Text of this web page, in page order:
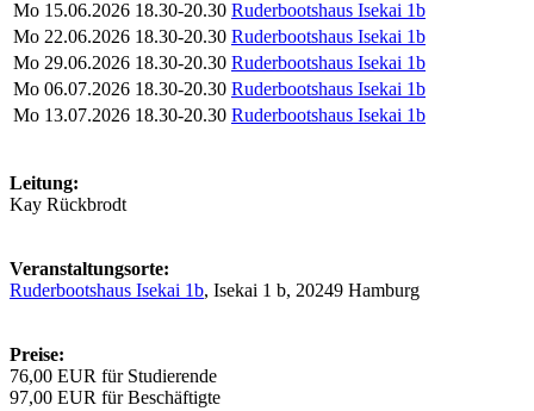
Mo 15.06.2026 18.30-20.30 Ruderbootshaus Isekai 1b
Mo 22.06.2026 18.30-20.30 Ruderbootshaus Isekai 1b
Mo 29.06.2026 18.30-20.30 Ruderbootshaus Isekai 1b
Mo 06.07.2026 18.30-20.30 Ruderbootshaus Isekai 1b
Mo 13.07.2026 18.30-20.30 Ruderbootshaus Isekai 1b
Leitung:
Kay Rückbrodt
Veranstaltungsorte:
Ruderbootshaus Isekai 1b, Isekai 1 b, 20249 Hamburg
Preise:
76,00 EUR für Studierende
97,00 EUR für Beschäftigte